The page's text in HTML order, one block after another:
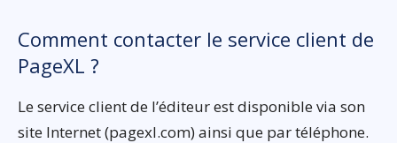
Comment contacter le service client de
PageXL ?
Le service client de l’éditeur est disponible via son
site Internet (pagexl.com) ainsi que par téléphone.